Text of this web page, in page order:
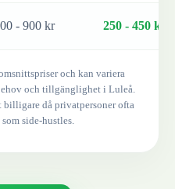
- 900 kr 250 - 450 kr
och kan variera
och tillgänglighet i Luleå.
då privatpersoner ofta
side-hustles.